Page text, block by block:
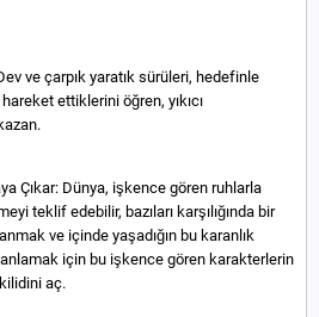
ve çarpık yaratık sürüleri, hedefinle
ettiklerini öğren, yıkıcı
Çıkar: Dünya, işkence gören ruhlarla
teklif edebilir, bazıları karşılığında bir
ve içinde yaşadığın bu karanlık
için bu işkence gören karakterlerin
aç.